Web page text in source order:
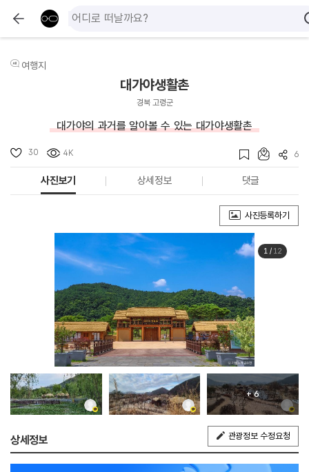
여행지
대가야생활촌
경북 고령군
대가야의 과거를 알아볼 수 있는 대가야생활촌
30 4K 6
사진보기 상세정보 댓글
사진등록하기
1/ 12
+ 6
상세정보 관광정보 수정요청